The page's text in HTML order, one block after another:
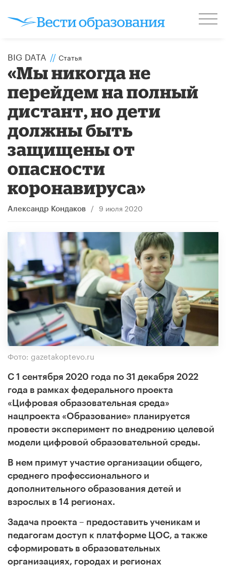
BIG DATA // Статья
«Мы никогда не
перейдем на полный
дистант, но дети
должны быть
защищены от
опасности
коронавируса»
Александр Кондаков / 9 июля 2020
Фото: gazetakoptevo.ru
С 1 сентября 2020 года по 31 декабря 2022
года в рамках федерального проекта
«Цифровая образовательная среда»
нацпроекта «Образование» планируется
провести эксперимент по внедрению целевой
модели цифровой образовательной среды.
В нем примут участие организации общего,
среднего профессионального и
дополнительного образования детей и
взрослых в 14 регионах.
Задача проекта – предоставить ученикам и
педагогам доступ к платформе ЦОС, а также
сформировать в образовательных
организациях, городах и регионах